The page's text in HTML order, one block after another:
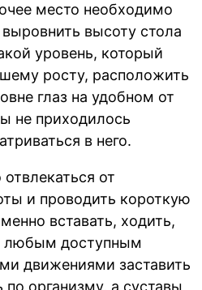
место необходимо
высоту стола
уровень, который
росту, расположить
глаз на удобном от
не приходилось
в него.
от
и проводить короткую
вставать, ходить,
любым доступным
движениями заставить
по организму, а суставы